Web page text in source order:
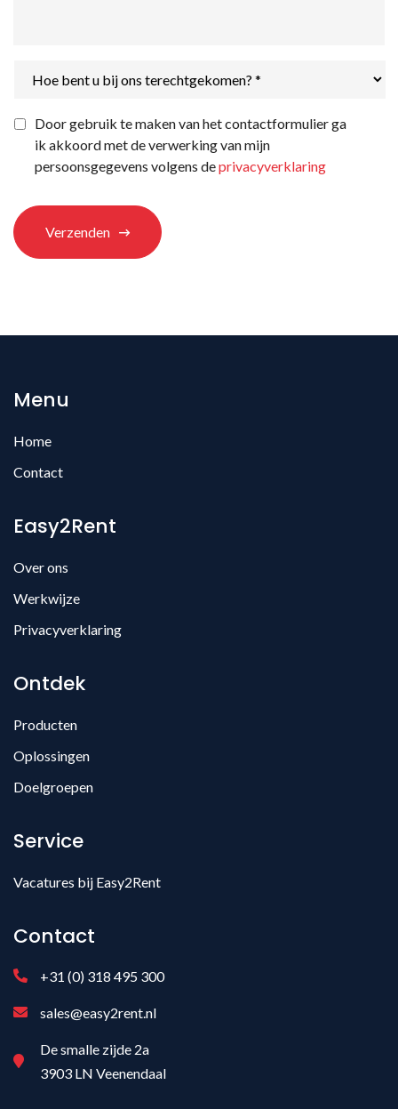
bent
bij
ons
terechtgekomen?
Privacyverklaring *
Door gebruik te maken van het contactformulier ga
ik akkoord met de verwerking van mijn
persoonsgegevens volgens deprivacyverklaring
Verzenden
Menu
Home
Contact
Easy2Rent
Over ons
Werkwijze
Privacyverklaring
Ontdek
Producten
Oplossingen
Doelgroepen
Service
Vacatures bij Easy2Rent
Contact
+31 (0) 318 495 300
sales@easy2rent.nl
De smalle zijde 2a
3903 LN Veenendaal